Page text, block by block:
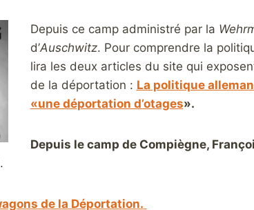
Depuis ce camp administré par la
d’Auschwitz. Pour comprendre la
lira les deux articles du site qui
de la déportation : La politique
«une déportation d’otages».
Depuis le camp de Compiègne,
.
de la Déportation.